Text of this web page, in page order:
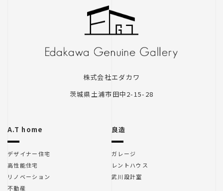
木のこの会
里山住宅
株式会社エダカワ
茨城県土浦市田中2-15-28
A.T home
デザイナー住宅
高性能住宅
リノベーション
不動産
良造
ガレージ
レントハウス
武川設計室